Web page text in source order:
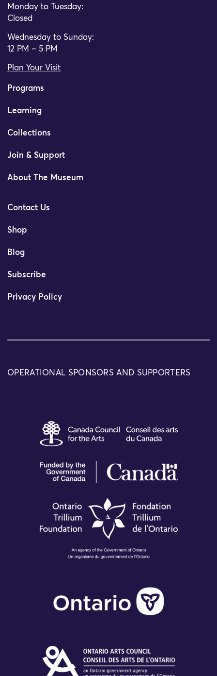
Monday to Tuesday:
Closed
Wednesday to Sunday:
12 PM – 5 PM
Plan Your Visit
Programs
Learning
Collections
Join & Support
About The Museum
Contact Us
Shop
Blog
Subscribe
Privacy Policy
OPERATIONAL SPONSORS AND SUPPORTERS